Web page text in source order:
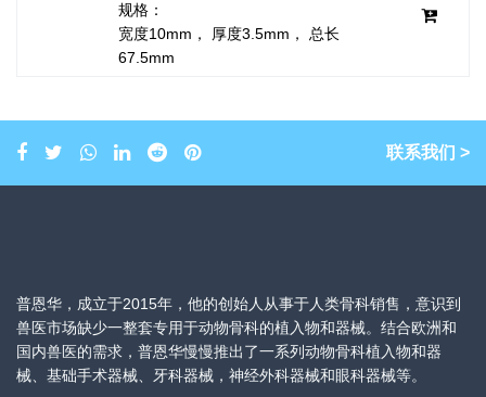
规格：
宽度10mm， 厚度3.5mm， 总长
67.5mm
型，3+4孔
查看价
3.5mm有限接触动力加压骨板， 窄
型，4+4孔
规格：
查看价
格
联系我们 >
普恩华，成立于2015年，他的创始人从事于人类骨科销售，意识到
兽医市场缺少一整套专用于动物骨科的植入物和器械。结合欧洲和
国内兽医的需求，普恩华慢慢推出了一系列动物骨科植入物和器
械、基础手术器械、牙科器械，神经外科器械和眼科器械等。